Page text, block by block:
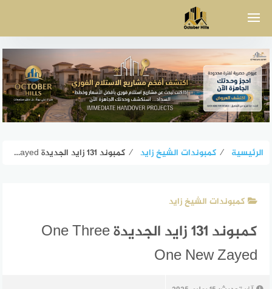
الرئيسية ⁄ كمبوندات الشيخ زايد ⁄ كمبوند 131 زايد الجديدة One Three One New Zayed
كمبوندات الشيخ زايد
كمبوند 131 زايد الجديدة One Three
One New Zayed